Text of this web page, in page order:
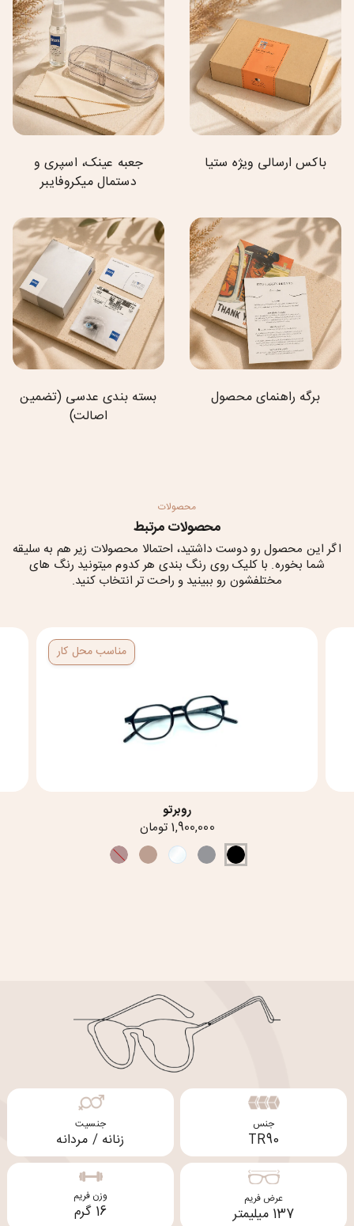
باکس ارسالی ویژه ستیا
جعبه عینک، اسپری و
دستمال میکروفایبر
برگه راهنمای محصول
بسته بندی عدسی (تضمین
اصالت)
محصولات
محصولات مرتبط
اگر این محصول رو دوست داشتید، احتمالا محصولات زیر هم به سلیقه
شما بخوره. با کلیک روی رنگ بندی هر کدوم میتونید رنگ های
مختلفشون رو ببینید و راحت تر انتخاب کنید.
مناسب محل کار
روبرتو
1,900,000 تومان
جنس
TR90
جنسیت
زنانه / مردانه
عرض فریم
137 میلیمتر
وزن فریم
16 گرم